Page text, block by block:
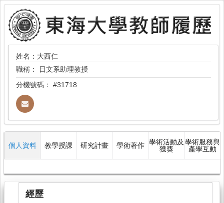
姓名：大西仁
職稱：
日文系助理教授
分機號碼： #31718
個人資料 教學授課 研究計畫 學術著作 學術活動及
獲獎
學術服務與
產學互動
經歷